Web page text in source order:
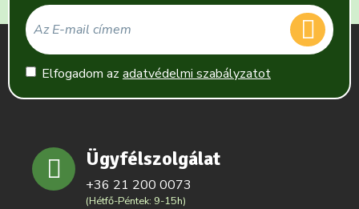
Elfogadom az adatvédelmi szabályzatot
Ügyfélszolgálat
+36 21 200 0073
(Hétfő-Péntek: 9-15h)